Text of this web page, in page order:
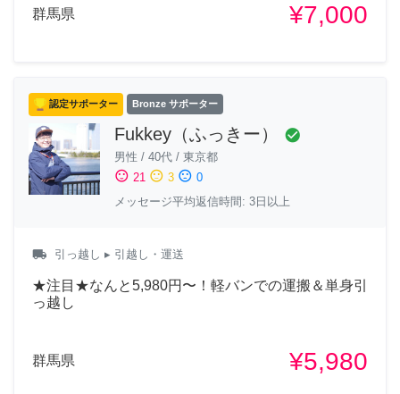
群馬県 ¥7,000
認定サポーター Bronze サポーター
Fukkey（ふっきー） check_circle
男性 / 40代 / 東京都
sentiment_satisfied 21 sentiment_neutral 3 sentiment_dissatisfied 0
メッセージ平均返信時間: 3日以上
local_shipping 引っ越し ▸ 引越し・運送
★注目★なんと5,980円〜！軽バンでの運搬＆単身引
っ越し
群馬県 ¥5,980